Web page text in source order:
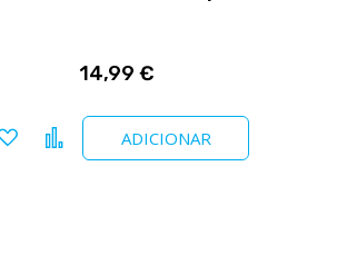
14,99 €
ADICIONAR
Adicionar a favoritos
Comparar